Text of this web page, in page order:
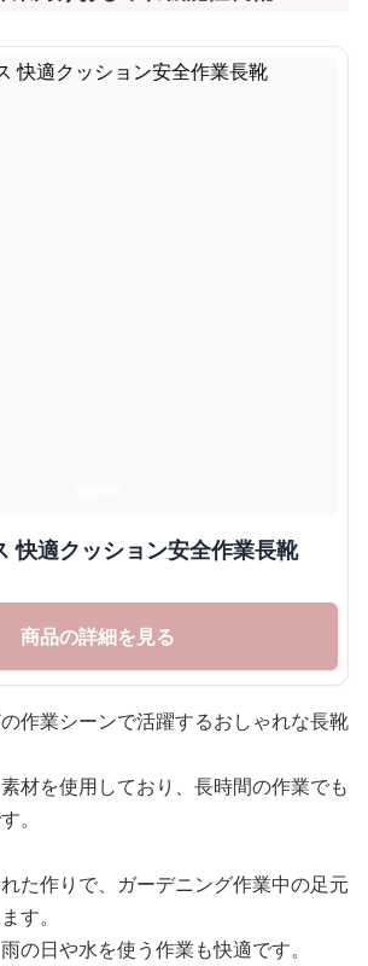
快適クッション安全作業長靴
商品の詳細を見る
作業シーンで活躍するおしゃれな長靴
材を使用しており、長時間の作業でも
。
た作りで、ガーデニング作業中の足元
す。
の日や水を使う作業も快適です。